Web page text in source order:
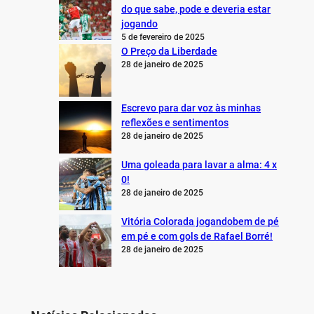
do que sabe, pode e deveria estar
jogando
5 de fevereiro de 2025
O Preço da Liberdade
28 de janeiro de 2025
Escrevo para dar voz às minhas
reflexões e sentimentos
28 de janeiro de 2025
Uma goleada para lavar a alma: 4 x
0!
28 de janeiro de 2025
Vitória Colorada jogandobem de pé
em pé e com gols de Rafael Borré!
28 de janeiro de 2025